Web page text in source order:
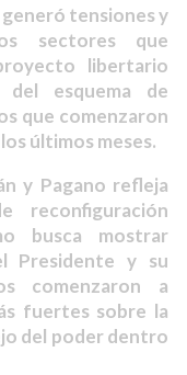
tensiones y
sectores que
libertario
del esquema de
que comenzaron
últimos meses.
y Pagano refleja
reconfiguración
busca mostrar
Presidente y su
comenzaron a
fuertes sobre la
del poder dentro